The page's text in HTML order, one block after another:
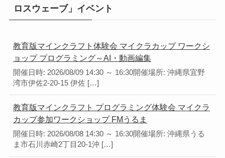
ロスウェーブ」イベント
教育版マインクラフト体験会 マイクラカップ ワークシ
ョップ プログラミング～AI・動画編集
開催日時: 2026/08/09 14:30 ～ 16:30開催場所: 沖縄県宜野
湾市伊佐2-20-15 伊佐 […]
教育版マインクラフト プログラミング体験会 マイクラ
カップ参加ワークショップ FMうるま
開催日時: 2026/08/08 14:30 ～ 16:30開催場所: 沖縄県うる
ま市石川赤崎2丁目20-1沖 […]